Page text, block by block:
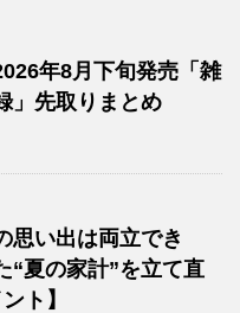
年8月下旬発売「雑
」先取りまとめ
思い出は両立でき
“夏の家計”を立て直
ト】